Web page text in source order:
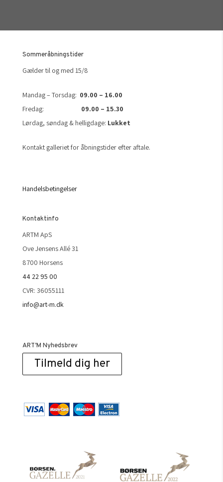
Sommeråbningstider
Gælder til og med 15/8
Mandag – Torsdag: 09.00 – 16.00
Fredag: 09.00 – 15.30
Lørdag, søndag & helligdage: Lukket
Kontakt galleriet for åbningstider efter aftale.
Handelsbetingelser
Kontaktinfo
ARTM ApS
Ove Jensens Allé 31
8700 Horsens
44 22 95 00
CVR: 36055111
info@art-m.dk
ART’M Nyhedsbrev
Tilmeld dig her